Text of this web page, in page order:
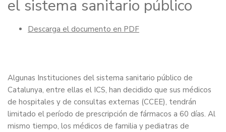
el sistema sanitario público
Descarga el documento en PDF
Algunas Instituciones del sistema sanitario público de
Catalunya, entre ellas el ICS, han decidido que sus médicos
de hospitales y de consultas externas (CCEE), tendrán
limitado el período de prescripción de fármacos a 60 días. Al
mismo tiempo, los médicos de familia y pediatras de